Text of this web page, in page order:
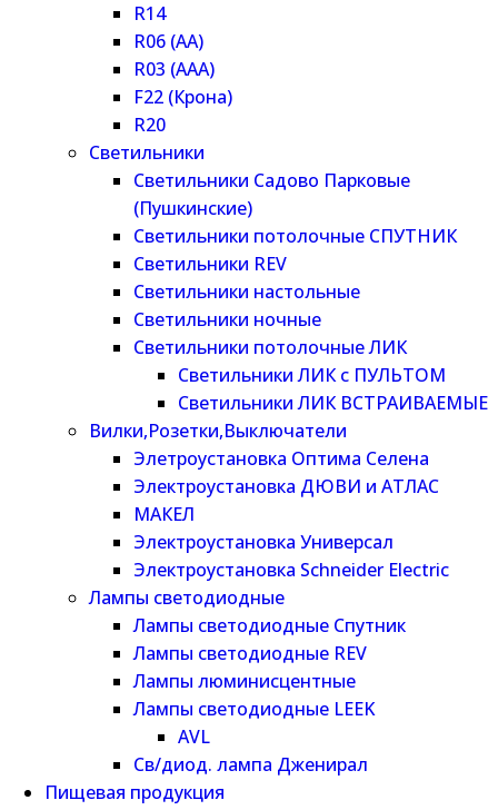
R14
R06 (AA)
R03 (AAA)
F22 (Крона)
R20
Светильники
Светильники Садово Парковые
(Пушкинские)
Светильники потолочные СПУТНИК
Светильники REV
Светильники настольные
Светильники ночные
Светильники потолочные ЛИК
Светильники ЛИК с ПУЛЬТОМ
Светильники ЛИК ВСТРАИВАЕМЫЕ
Вилки,Розетки,Выключатели
Элетроустановка Оптима Селена
Электроустановка ДЮВИ и АТЛАС
МАКЕЛ
Электроустановка Универсал
Электроустановка Schneider Electric
Лампы светодиодные
Лампы светодиодные Спутник
Лампы светодиодные REV
Лампы люминисцентные
Лампы светодиодные LEEK
AVL
Св/диод. лампа Дженирал
Пищевая продукция